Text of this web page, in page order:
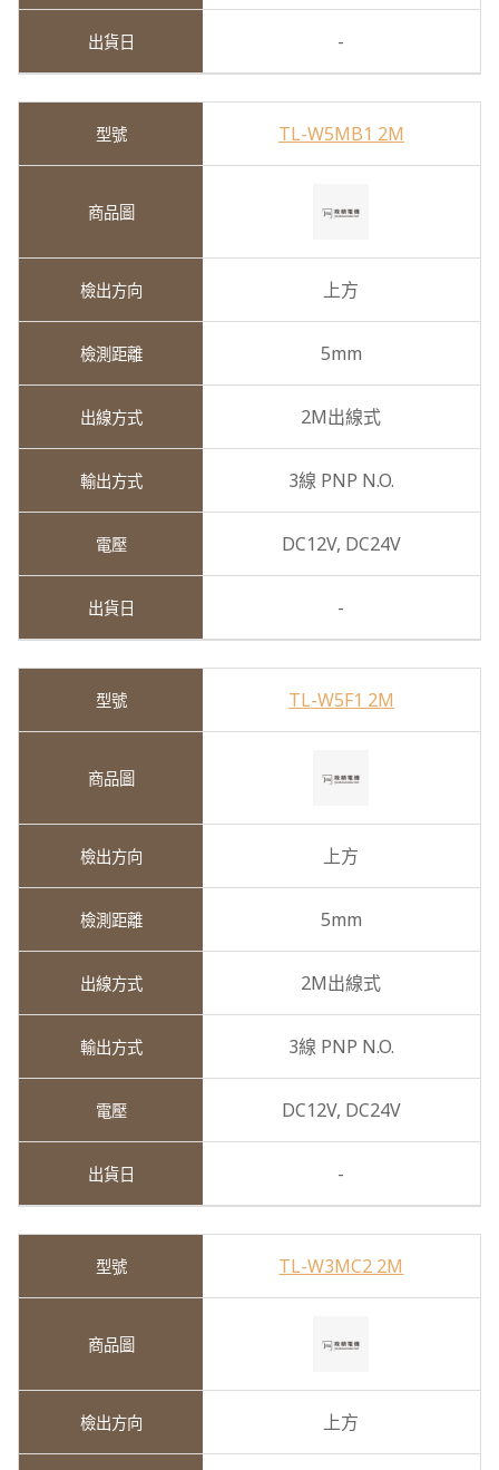
-
TL-W5MB1 2M
上方
5mm
2M出線式
3線 PNP N.O.
DC12V, DC24V
-
TL-W5F1 2M
上方
5mm
2M出線式
3線 PNP N.O.
DC12V, DC24V
-
TL-W3MC2 2M
上方